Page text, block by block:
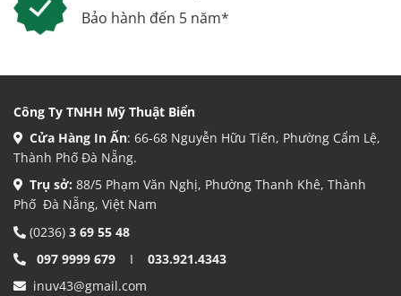
Bảo hành đến 5 năm*
Công Ty TNHH Mỹ Thuật Biển
Cửa Hàng In Ấn: 66-68 Nguyễn Hữu Tiến, Phường Cẩm Lệ,
Thành Phố Đà Nẵng.
Trụ sở: 88/5 Phạm Văn Nghị, Phường Thanh Khê, Thành
Phố Đà Nẵng, Việt Nam
(0236) 3 69 55 48
097 9999 679 I 033.921.4343
inuv43@gmail.com